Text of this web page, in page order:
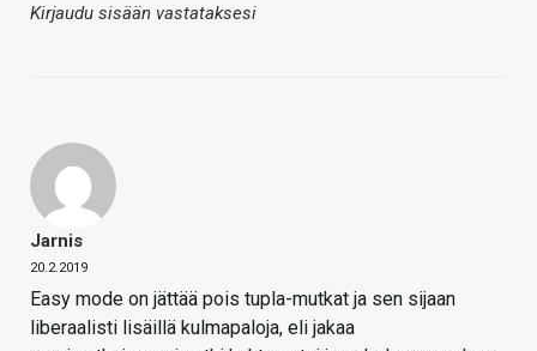
Kirjaudu sisään vastataksesi
Jarnis
20.2.2019
Easy mode on jättää pois tupla-mutkat ja sen sijaan
liberaalisti lisäillä kulmapaloja, eli jakaa